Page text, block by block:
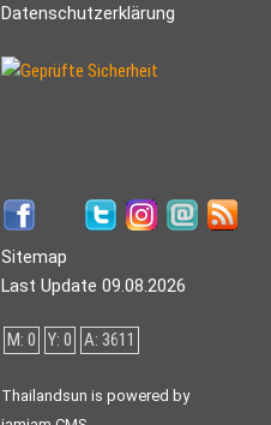
Datenschutzerklärung
Sitemap
Last Update 09.08.2026
M: 0 Y: 0 A: 3611
Thailandsun is powered by